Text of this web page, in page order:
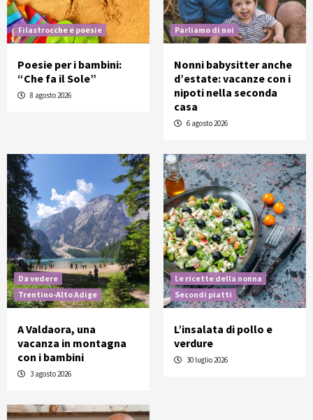
Filastrocche e poesie
Poesie per i bambini:
“Che fa il Sole”
8 agosto 2026
Parliamo di noi
Nonni babysitter anche
d’estate: vacanze con i
nipoti nella seconda
casa
6 agosto 2026
Da vedere
Trentino-Alto Adige
A Valdaora, una
vacanza in montagna
con i bambini
3 agosto 2026
Le ricette della nonna
Secondi piatti
L’insalata di pollo e
verdure
30 luglio 2026